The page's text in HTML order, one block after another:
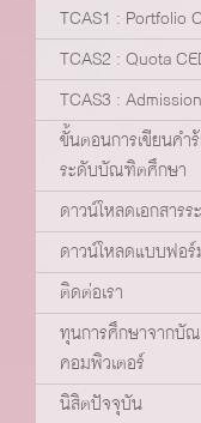
TCAS1 : Portfolio
TCAS2 : Quota
TCAS3 :
ขั้นตอนการเขียนคำ
ระดับบัณฑิตศึกษา
ดาวน์โหลดเอกสา
ดาวน์โหลดแบบฟอ
ติดต่อเรา
ทุนการศึกษาจากบั
คอมพิวเตอร์
นิสิตปัจจุบัน